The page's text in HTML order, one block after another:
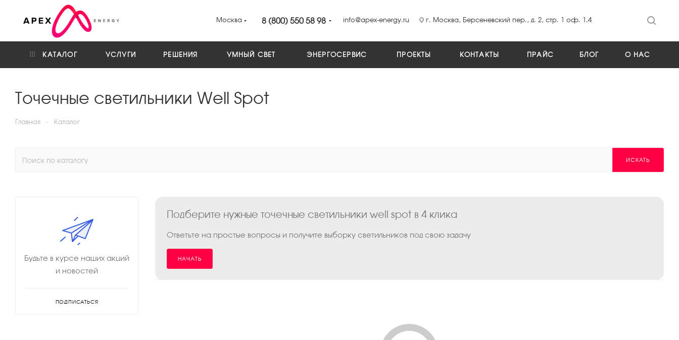
Москва 8 (800) 550 58 98 info@apex-energy.ru г. Москва, Берсеневский пер., д. 2, стр. 1 оф. 1.4
КАТАЛОГ УСЛУГИ РЕШЕНИЯ УМНЫЙ СВЕТ ЭНЕРГОСЕРВИС ПРОЕКТЫ КОНТАКТЫ ПРАЙС БЛОГ О НАС
Точечные светильники Well Spot
Главная — Каталог
ИСКАТЬ
Подберите нужные точечные светильники well spot в 4 клика
Ответьте на простые вопросы и получите выборку светильников под свою задачу
НАЧАТЬ
Будьте в курсе наших акций
и новостей
ПОДПИСАТЬСЯ